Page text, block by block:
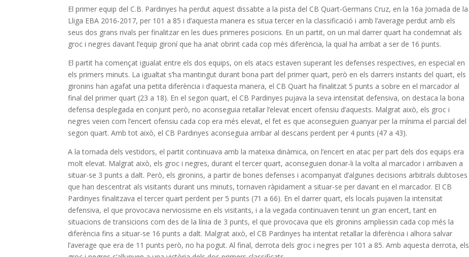
El primer equip del C.B. Pardinyes ha perdut aquest dissabte a la pista del CB Quart-Germans Cruz, en la 16a Jornada de la
Lliga EBA 2016-2017, per 101 a 85 i d’aquesta manera es situa tercer en la classificació i amb l’average perdut amb els
seus dos grans rivals per finalitzar en les dues primeres posicions. En un partit, on un mal darrer quart ha condemnat als
groc i negres davant l’equip gironí que ha anat obrint cada cop més diferència, la qual ha arribat a ser de 16 punts.
El partit ha començat igualat entre els dos equips, on els atacs estaven superant les defenses respectives, en especial en
els primers minuts. La igualtat s’ha mantingut durant bona part del primer quart, però en els darrers instants del quart, els
gironins han agafat una petita diferència i d’aquesta manera, el CB Quart ha finalitzat 5 punts a sobre en el marcador al
final del primer quart (23 a 18). En el segon quart, el CB Pardinyes pujava la seva intensitat defensiva, on destaca la bona
defensa desplegada en conjunt però, no aconseguia retallar l’elevat encert ofensiu d’aquests. Malgrat això, els groc i
negres veien com l’encert ofensiu cada cop era més elevat, el fet es que aconseguien guanyar per la mínima el parcial del
segon quart. Amb tot això, el CB Pardinyes aconseguia arribar al descans perdent per 4 punts (47 a 43).
A la tornada dels vestidors, el partit continuava amb la mateixa dinàmica, on l’encert en atac per part dels dos equips era
molt elevat. Malgrat això, els groc i negres, durant el tercer quart, aconseguien donar-li la volta al marcador i arribaven a
situar-se 3 punts a dalt. Però, els gironins, a partir de bones defenses i acompanyat d’algunes decisions arbitrals dubtoses
que han descentrat als visitants durant uns minuts, tornaven ràpidament a situar-se per davant en el marcador. El CB
Pardinyes finalitzava el tercer quart perdent per 5 punts (71 a 66). En el darrer quart, els locals pujaven la intensitat
defensiva, el que provocava nerviosisme en els visitants, i a la vegada continuaven tenint un gran encert, tant en
situacions de transicions com des de la línia de 3 punts, el que provocava que els gironins ampliessin cada cop més la
diferència fins a situar-se 16 punts a dalt. Malgrat això, el CB Pardinyes ha intentat retallar la diferència i alhora salvar
l’average que era de 11 punts però, no ha pogut. Al final, derrota dels groc i negres per 101 a 85. Amb aquesta derrota, els